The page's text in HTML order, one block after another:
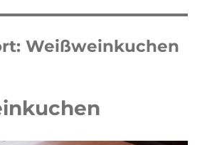
Weißweinkuchen